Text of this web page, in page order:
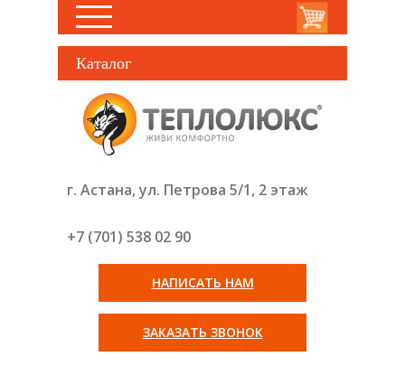
Каталог
г. Астана, ул. Петрова 5/1, 2 этаж
+7 (701) 538 02 90
НАПИСАТЬ НАМ
ЗАКАЗАТЬ ЗВОНОК